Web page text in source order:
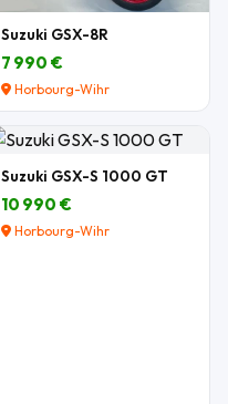
Suzuki GSX-8R
7 990 €
Horbourg-Wihr
Suzuki GSX-S 1000 GT
10 990 €
Horbourg-Wihr